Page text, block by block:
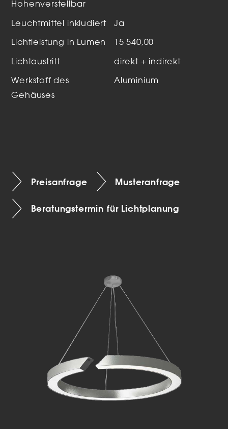
Hohenverstellbar
Leuchtmittel inkludiert Ja
Lichtleistung in Lumen 15 540,00
Lichtaustritt direkt + indirekt
Werkstoff des
Gehäuses
Aluminium
Preisanfrage Musteranfrage
Beratungstermin für Lichtplanung